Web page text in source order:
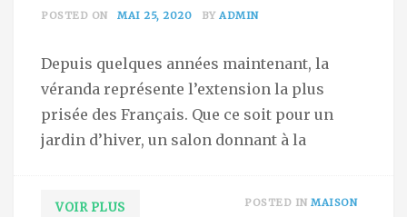
POSTED ON MAI 25, 2020 BY ADMIN
Depuis quelques années maintenant, la
véranda représente l’extension la plus
prisée des Français. Que ce soit pour un
jardin d’hiver, un salon donnant à la
VOIR PLUS POSTED IN MAISON